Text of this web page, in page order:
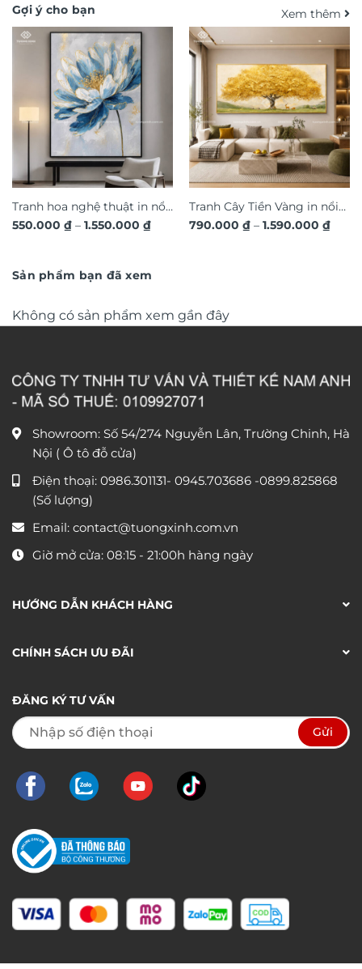
Gợi ý cho bạn Xem thêm
Tranh hoa nghệ thuật in nổi
3D hiệu ứng dát vàng sang
550.000 ₫ – 1.550.000 ₫Khoảng
1.550.000 ₫
Tranh Cây Tiền Vàng in nổi
3D dát vàng ánh kim sang
790.000 ₫ – 1.590.000 ₫
Sản phẩm bạn đã xem
Không có sản phẩm xem gần đây
Showroom: Số 54/274 Nguyễn Lân, Trường Chinh, Hà
Nội ( Ô tô đỗ cửa)
Điện thoại: 0986.301131- 0945.703686 -0899.825868
(Số lượng)
Email: contact@tuongxinh.com.vn
Giờ mở cửa: 08:15 - 21:00h hàng ngày
HƯỚNG DẪN KHÁCH HÀNG
CHÍNH SÁCH ƯU ĐÃI
ĐĂNG KÝ TƯ VẤN